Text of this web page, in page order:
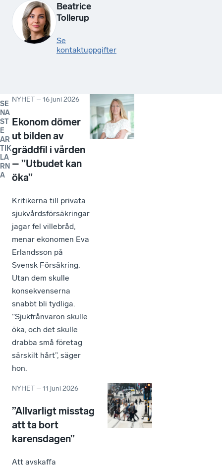
Beatrice
Tollerup
Se
kontaktuppgifter
SE
NA
ST
E
AR
TIK
LA
RN
A
NYHET –16 juni 2026
Ekonom dömer
ut bilden av
gräddfil i vården
– ”Utbudet kan
öka”
Kritikerna till privata
sjukvårdsförsäkringar
jagar fel villebråd,
menar ekonomen Eva
Erlandsson på
Svensk Försäkring.
Utan dem skulle
konsekvenserna
snabbt bli tydliga.
”Sjukfrånvaron skulle
öka, och det skulle
drabba små företag
särskilt hårt”, säger
hon.
NYHET –11 juni 2026
”Allvarligt misstag
att ta bort
karensdagen”
Att avskaffa